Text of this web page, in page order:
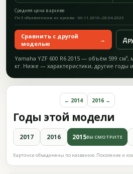
Средняя цена в архиве
По 5 объявлениям из архива · 06.11.2016–28.04.2025
Сравнить с другой
моделью
→
Yamaha YZF 600 R6 2015 — объём 599 см³,
кг. Ниже — характеристики, другие годы
Годы этой модели
← 2014 2016 →
2017 2016 2015ВЫ СМОТРИТЕ
Карточки объединены по названию. Поколение и